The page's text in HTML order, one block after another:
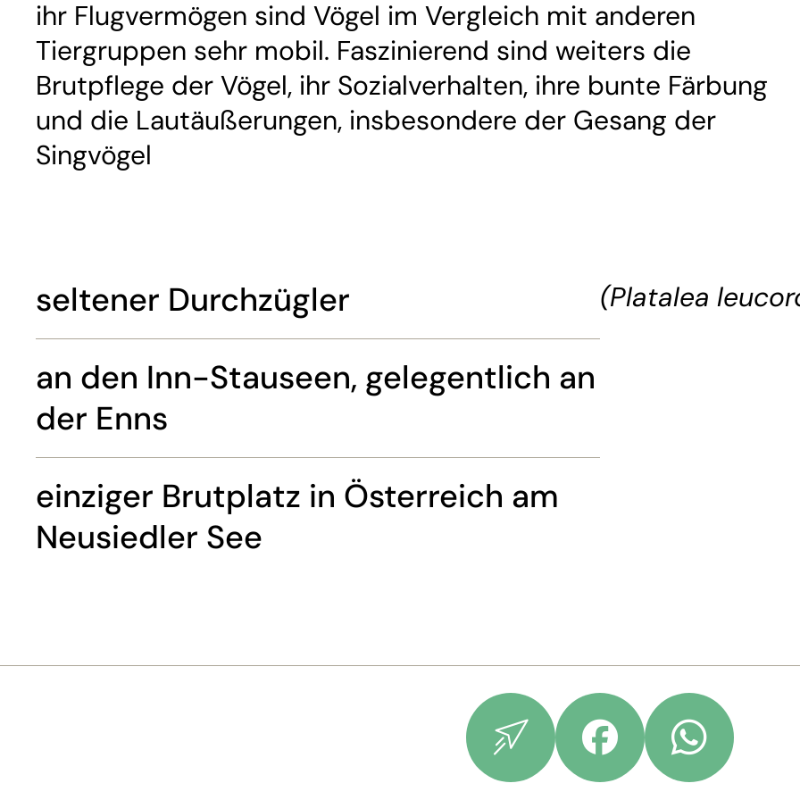
ihr Flugvermögen sind Vögel im Vergleich mit anderen
Tiergruppen sehr mobil. Faszinierend sind weiters die
Brutpflege der Vögel, ihr Sozialverhalten, ihre bunte Färbung
und die Lautäußerungen, insbesondere der Gesang der
Singvögel
seltener Durchzügler
an den Inn-Stauseen, gelegentlich an
der Enns
einziger Brutplatz in Österreich am
Neusiedler See
(Platalea